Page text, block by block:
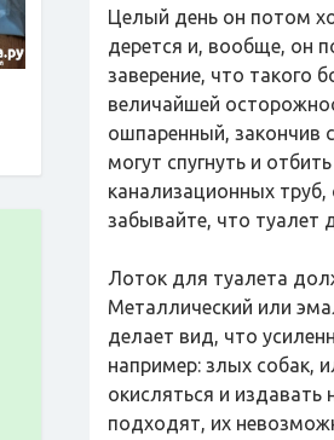
Целый день он потом
дерется и, вообще, он
заверение, что такого
величайшей
ошпаренный, закончив
могут спугнуть и
канализационных
забывайте, что туалет
Лоток для туалета
Металлический или
делает вид, что
например: злых собак,
окисляться и
подходят, их